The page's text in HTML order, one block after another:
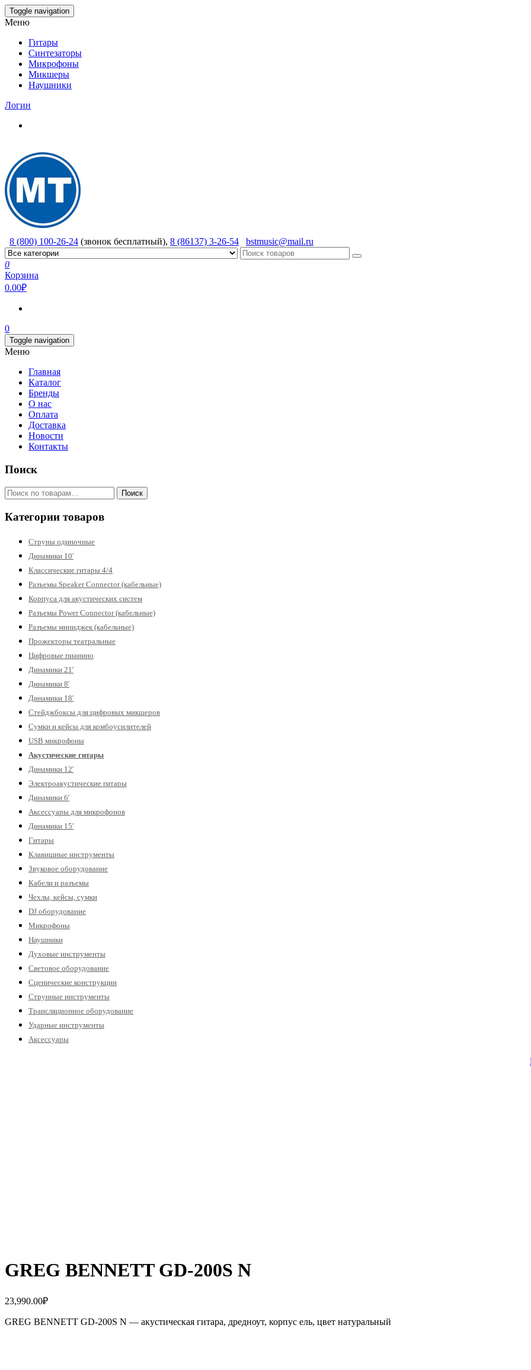
Skip
to
content
Toggle navigation
Меню
Гитары
Синтезаторы
Микрофоны
Микшеры
Наушники
Логин
8 (800) 100-26-24 (звонок бесплатный), 8 (86137) 3-26-54 bstmusic@mail.ru
0
Корзина
0.00₽
0
Toggle navigation
Меню
Главная
Каталог
Бренды
О нас
Оплата
Доставка
Новости
Контакты
Поиск
Искать: Поиск
Категории товаров
Струны одиночные
Динамики 10'
Классические гитары 4/4
Разъемы Speaker Connector (кабельные)
Корпуса для акустических систем
Разъемы Power Connector (кабельные)
Разъемы миниджек (кабельные)
Прожекторы театральные
Цифровые пианино
Динамики 21'
Динамики 8'
Динамики 18'
Стейджбоксы для цифровых микшеров
Сумки и кейсы для комбоусилителей
USB микрофоны
Акустические гитары
Динамики 12'
Электроакустические гитары
Динамики 6'
Аксессуары для микрофонов
Динамики 15'
Гитары
Клавишные инструменты
Звуковое оборудование
Кабели и разъемы
Чехлы, кейсы, сумки
DJ оборудование
Микрофоны
Наушники
Духовые инструменты
Световое оборудование
Сценические конструкции
Струнные инструменты
Трансляционное оборудование
Ударные инструменты
Аксессуары
GREG BENNETT GD-200S N
23,990.00₽
GREG BENNETT GD-200S N — акустическая гитара, дредноут, корпус ель, цвет натуральный